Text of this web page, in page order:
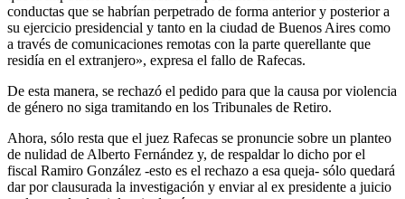
conductas que se habrían perpetrado de forma anterior y posterior a
su ejercicio presidencial y tanto en la ciudad de Buenos Aires como
a través de comunicaciones remotas con la parte querellante que
residía en el extranjero», expresa el fallo de Rafecas.
De esta manera, se rechazó el pedido para que la causa por violencia
de género no siga tramitando en los Tribunales de Retiro.
Ahora, sólo resta que el juez Rafecas se pronuncie sobre un planteo
de nulidad de Alberto Fernández y, de respaldar lo dicho por el
fiscal Ramiro González -esto es el rechazo a esa queja- sólo quedará
dar por clausurada la investigación y enviar al ex presidente a juicio